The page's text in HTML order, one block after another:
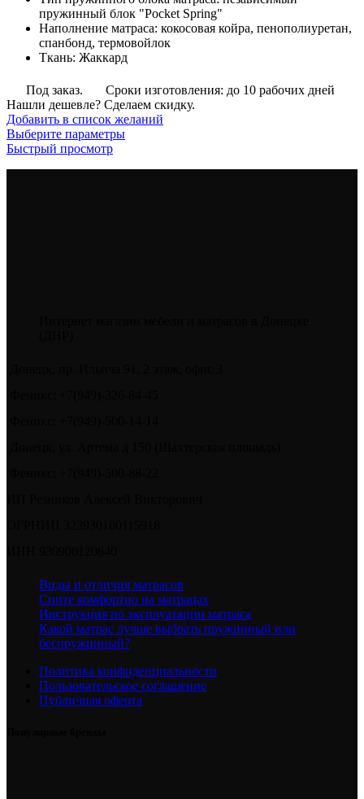
пружинный блок "Pocket Spring"
Наполнение матраса: кокосовая койра, пенополиуретан,
спанбонд, термовойлок
Ткань: Жаккард
Под заказ.
Сроки изготовления: до 10 рабочих дней
Нашли дешевле? Сделаем скидку.
Добавить в список желаний
Выберите параметрыЭтот
Быстрый просмотр
Виды и отличия матрасов
Спите комфортно на матрацах
Инструкция по эксплуатации матраса
Какой матрас лучше выбрать пружинный или
беспружинный?
Политика конфиденциальности
Пользовательское соглашение
Публичная оферта